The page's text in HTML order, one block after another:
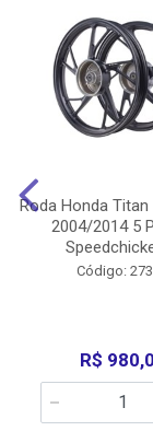
Roda Honda
2004/2014 5
Código:
R$